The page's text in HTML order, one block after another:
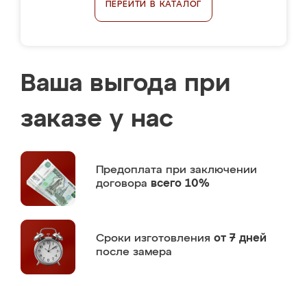
ПЕРЕЙТИ В КАТАЛОГ
Ваша выгода при
заказе у нас
Предоплата при заключении
договора всего 10%
Сроки изготовления от 7 дней
после замера